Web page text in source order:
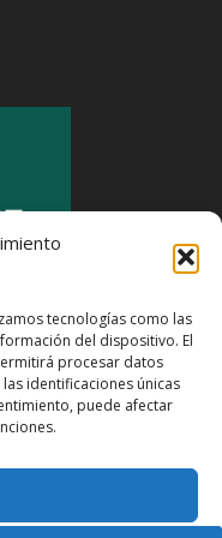
tecnologías como las
del dispositivo. El
procesar datos
identificaciones únicas
puede afectar